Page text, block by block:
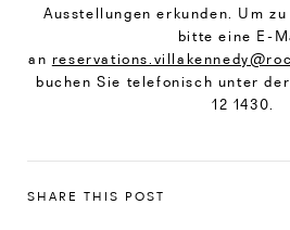
Ausstellungen erkunden. Um
bitte eine E-
an
buchen Sie telefonisch unter
12 1430.
SHARE THIS POST